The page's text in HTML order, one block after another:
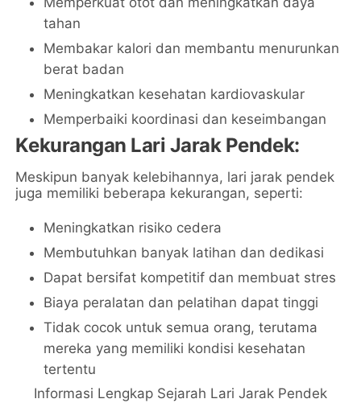
tahan
Membakar kalori dan membantu menurunkan
berat badan
Meningkatkan kesehatan kardiovaskular
Memperbaiki koordinasi dan keseimbangan
Kekurangan Lari Jarak Pendek:
Meskipun banyak kelebihannya, lari jarak pendek
juga memiliki beberapa kekurangan, seperti:
Meningkatkan risiko cedera
Membutuhkan banyak latihan dan dedikasi
Dapat bersifat kompetitif dan membuat stres
Biaya peralatan dan pelatihan dapat tinggi
Tidak cocok untuk semua orang, terutama
mereka yang memiliki kondisi kesehatan
tertentu
Informasi Lengkap Sejarah Lari Jarak Pendek